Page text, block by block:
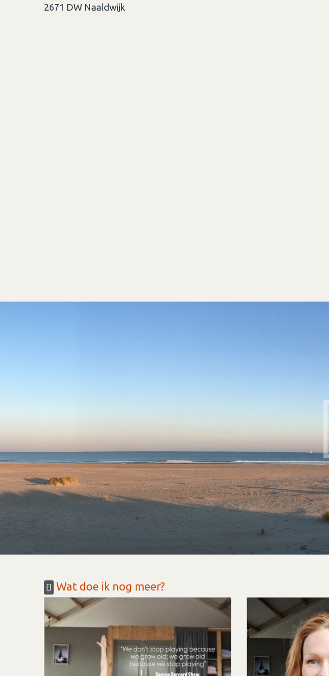
2671 DW Naaldwijk
Wat doe ik nog meer?